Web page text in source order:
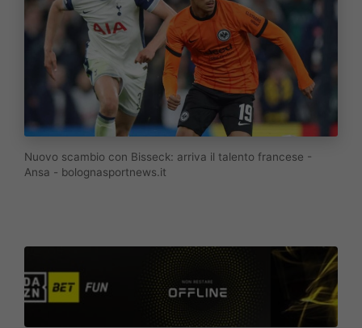
Nuovo scambio con Bisseck: arriva il talento francese -
Ansa - bolognasportnews.it